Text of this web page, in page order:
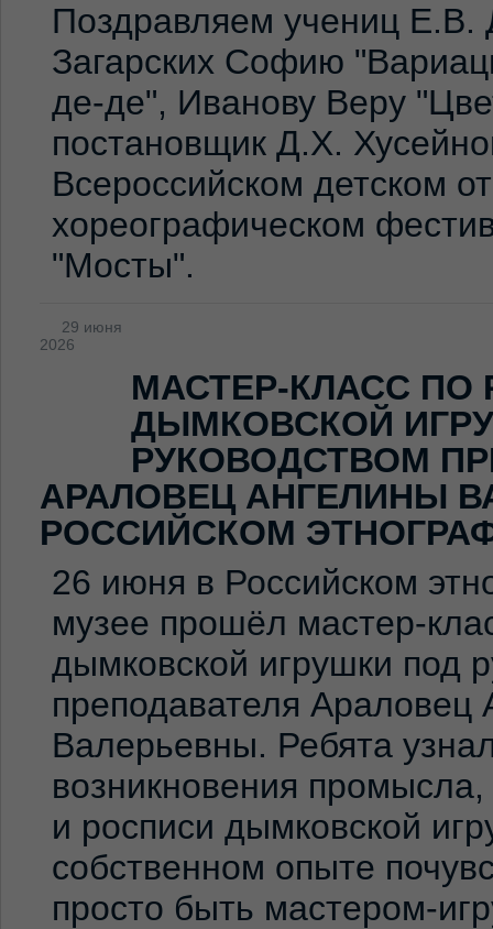
Поздравляем учениц Е.В.
Загарских Софию
де-де", Иванову Веру
постановщик Д.Х.
Всероссийском детском
хореографическом
"Мосты".
29 июня
2026
МАСТЕР-КЛАСС ПО
ДЫМКОВСКОЙ
РУКОВОДСТВОМ
АРАЛОВЕЦ АНГЕЛИНЫ
РОССИЙСКОМ
26 июня в Российском
музее прошёл мастер-
дымковской игрушки под
преподавателя Араловец
Валерьевны. Ребята
возникновения
и росписи дымковской
собственном опыте
просто быть мастером-